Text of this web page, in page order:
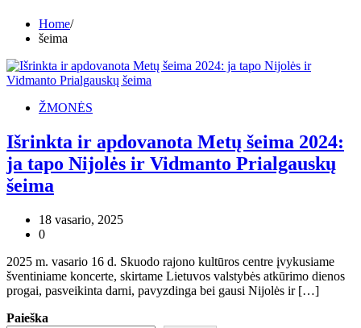
Home
šeima
ŽMONĖS
Išrinkta ir apdovanota Metų šeima 2024:
ja tapo Nijolės ir Vidmanto Prialgauskų
šeima
18 vasario, 2025
0
2025 m. vasario 16 d. Skuodo rajono kultūros centre įvykusiame
šventiniame koncerte, skirtame Lietuvos valstybės atkūrimo dienos
progai, pasveikinta darni, pavyzdinga bei gausi Nijolės ir […]
Paieška